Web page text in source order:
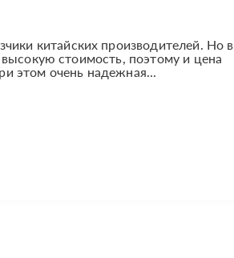
китайских производителей. Но в
стоимость, поэтому и цена
этом очень надежная...